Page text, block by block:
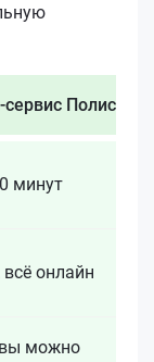
Полис 812
минут
всё онлайн
можно